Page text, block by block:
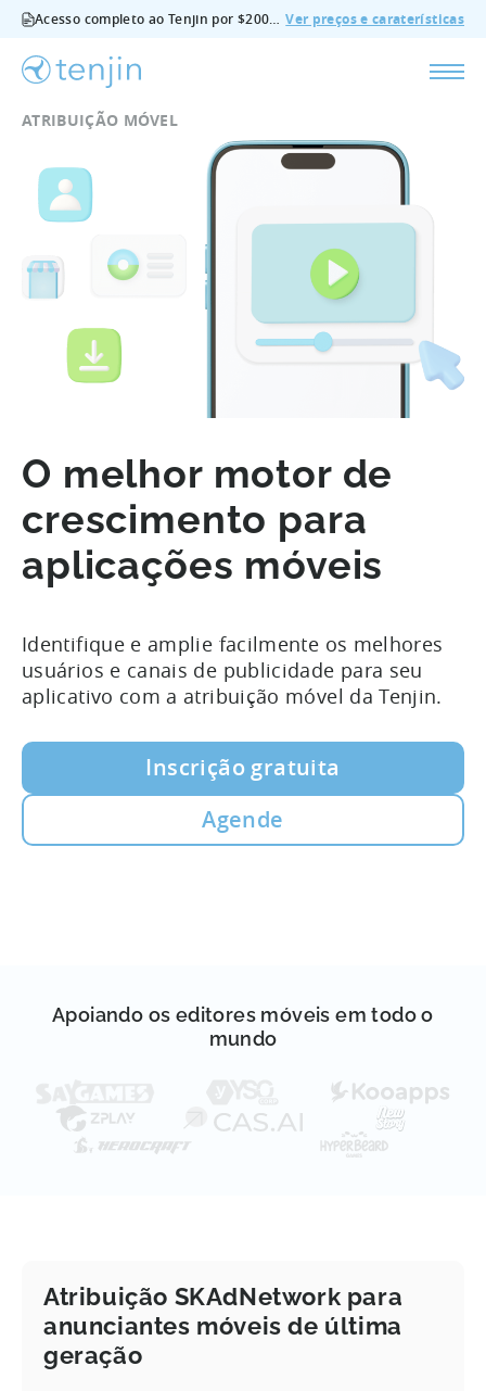
Acesso completo ao Tenjin por $200/mês - todas as funcionalidades, sem suplementos, cancelar em qualquer altura. Ver preços e caraterísticas
ATRIBUIÇÃO MÓVEL
O melhor motor de
crescimento para
aplicações móveis
Identifique e amplie facilmente os melhores
usuários e canais de publicidade para seu
aplicativo com a atribuição móvel da Tenjin.
Inscrição gratuita
Agende
Apoiando os editores móveis em todo o
mundo
Atribuição SKAdNetwork para
anunciantes móveis de última
geração